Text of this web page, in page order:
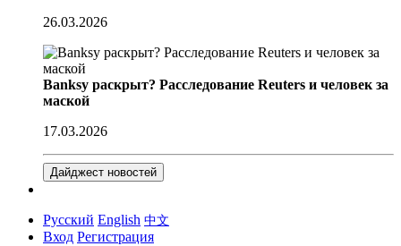
26.03.2026
Banksy раскрыт? Расследование Reuters и человек за
маской
17.03.2026
Дайджест новостей
Русский English 中文
Вход Регистрация